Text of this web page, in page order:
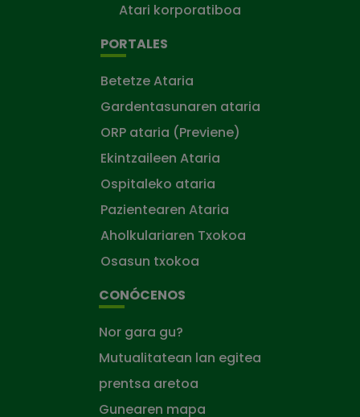
Atari korporatiboa
PORTALES
Betetze Ataria
Gardentasunaren ataria
ORP ataria (Previene)
Ekintzaileen Ataria
Ospitaleko ataria
Pazientearen Ataria
Aholkulariaren Txokoa
Osasun txokoa
CONÓCENOS
Nor gara gu?
Mutualitatean lan egitea
prentsa aretoa
Gunearen mapa